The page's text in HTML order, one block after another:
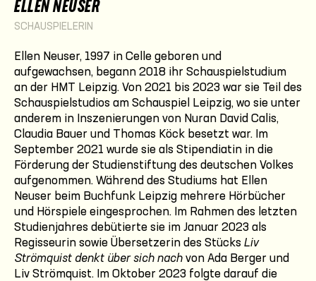
ELLEN NEUSER
SCHAUSPIELERIN
Ellen Neuser, 1997 in Celle geboren und
aufgewachsen, begann 2018 ihr Schauspielstudium
an der HMT Leipzig. Von 2021 bis 2023 war sie Teil des
Schauspielstudios am Schauspiel Leipzig, wo sie unter
anderem in Inszenierungen von Nuran David Calis,
Claudia Bauer und Thomas Köck besetzt war. Im
September 2021 wurde sie als Stipendiatin in die
Förderung der Studienstiftung des deutschen Volkes
aufgenommen. Während des Studiums hat Ellen
Neuser beim Buchfunk Leipzig mehrere Hörbücher
und Hörspiele eingesprochen. Im Rahmen des letzten
Studienjahres debütierte sie im Januar 2023 als
Regisseurin sowie Übersetzerin des Stücks Liv
Strömquist denkt über sich nach von Ada Berger und
Liv Strömquist. Im Oktober 2023 folgte darauf die